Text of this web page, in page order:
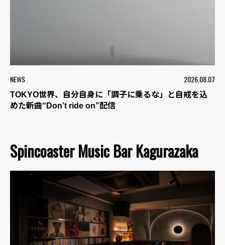
NEWS 2026.08.07
TOKYO世界、自分自身に「調子に乗るな」と自戒を込
めた新曲“Don’t ride on”配信
Spincoaster Music Bar Kagurazaka